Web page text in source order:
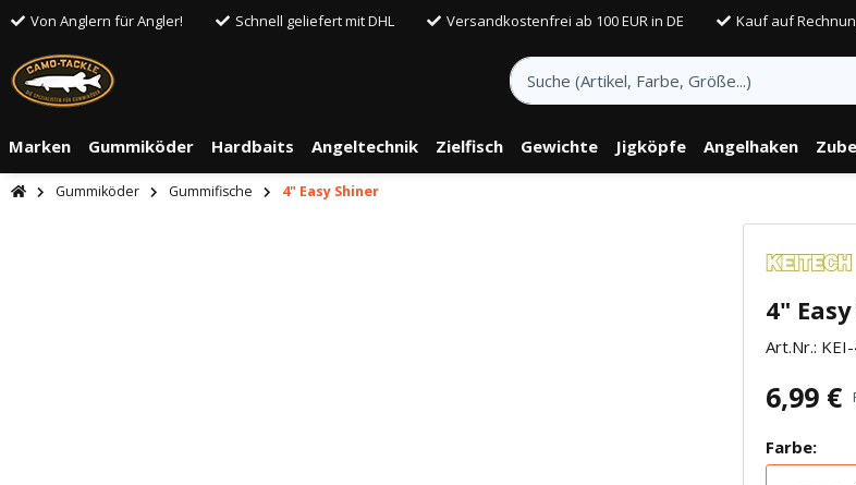
Von Anglern für Angler! Schnell geliefert mit DHL Versandkostenfrei ab 100 EUR in DE Kauf auf
Marken Gummiköder Hardbaits Angeltechnik Zielfisch Gewichte Jigköpfe Angelhaken
Gummiköder Gummifische 4" Easy Shiner
An dieser Stelle findest Du Inhalte von Drittanbietern
akzeptieren" und lade anschließend die
4"
Art.Nr.:
6,99 €
Farbe: